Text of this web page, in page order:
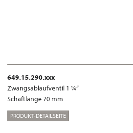
649.15.290.xxx
Zwangsablaufventil 1 ¼“
Schaftlänge 70 mm
PRODUKT-DETAILSEITE